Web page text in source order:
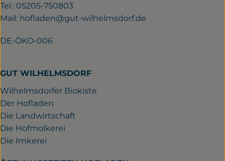
Tel.: 05205-750803
Mail: hofladen@gut-wilhelmsdorf.de
DE-ÖKO-006
GUT WILHELMSDORF
Wilhelmsdorfer Biokiste
Der Hofladen
Die Landwirtschaft
Die Hofmolkerei
Die Imkerei